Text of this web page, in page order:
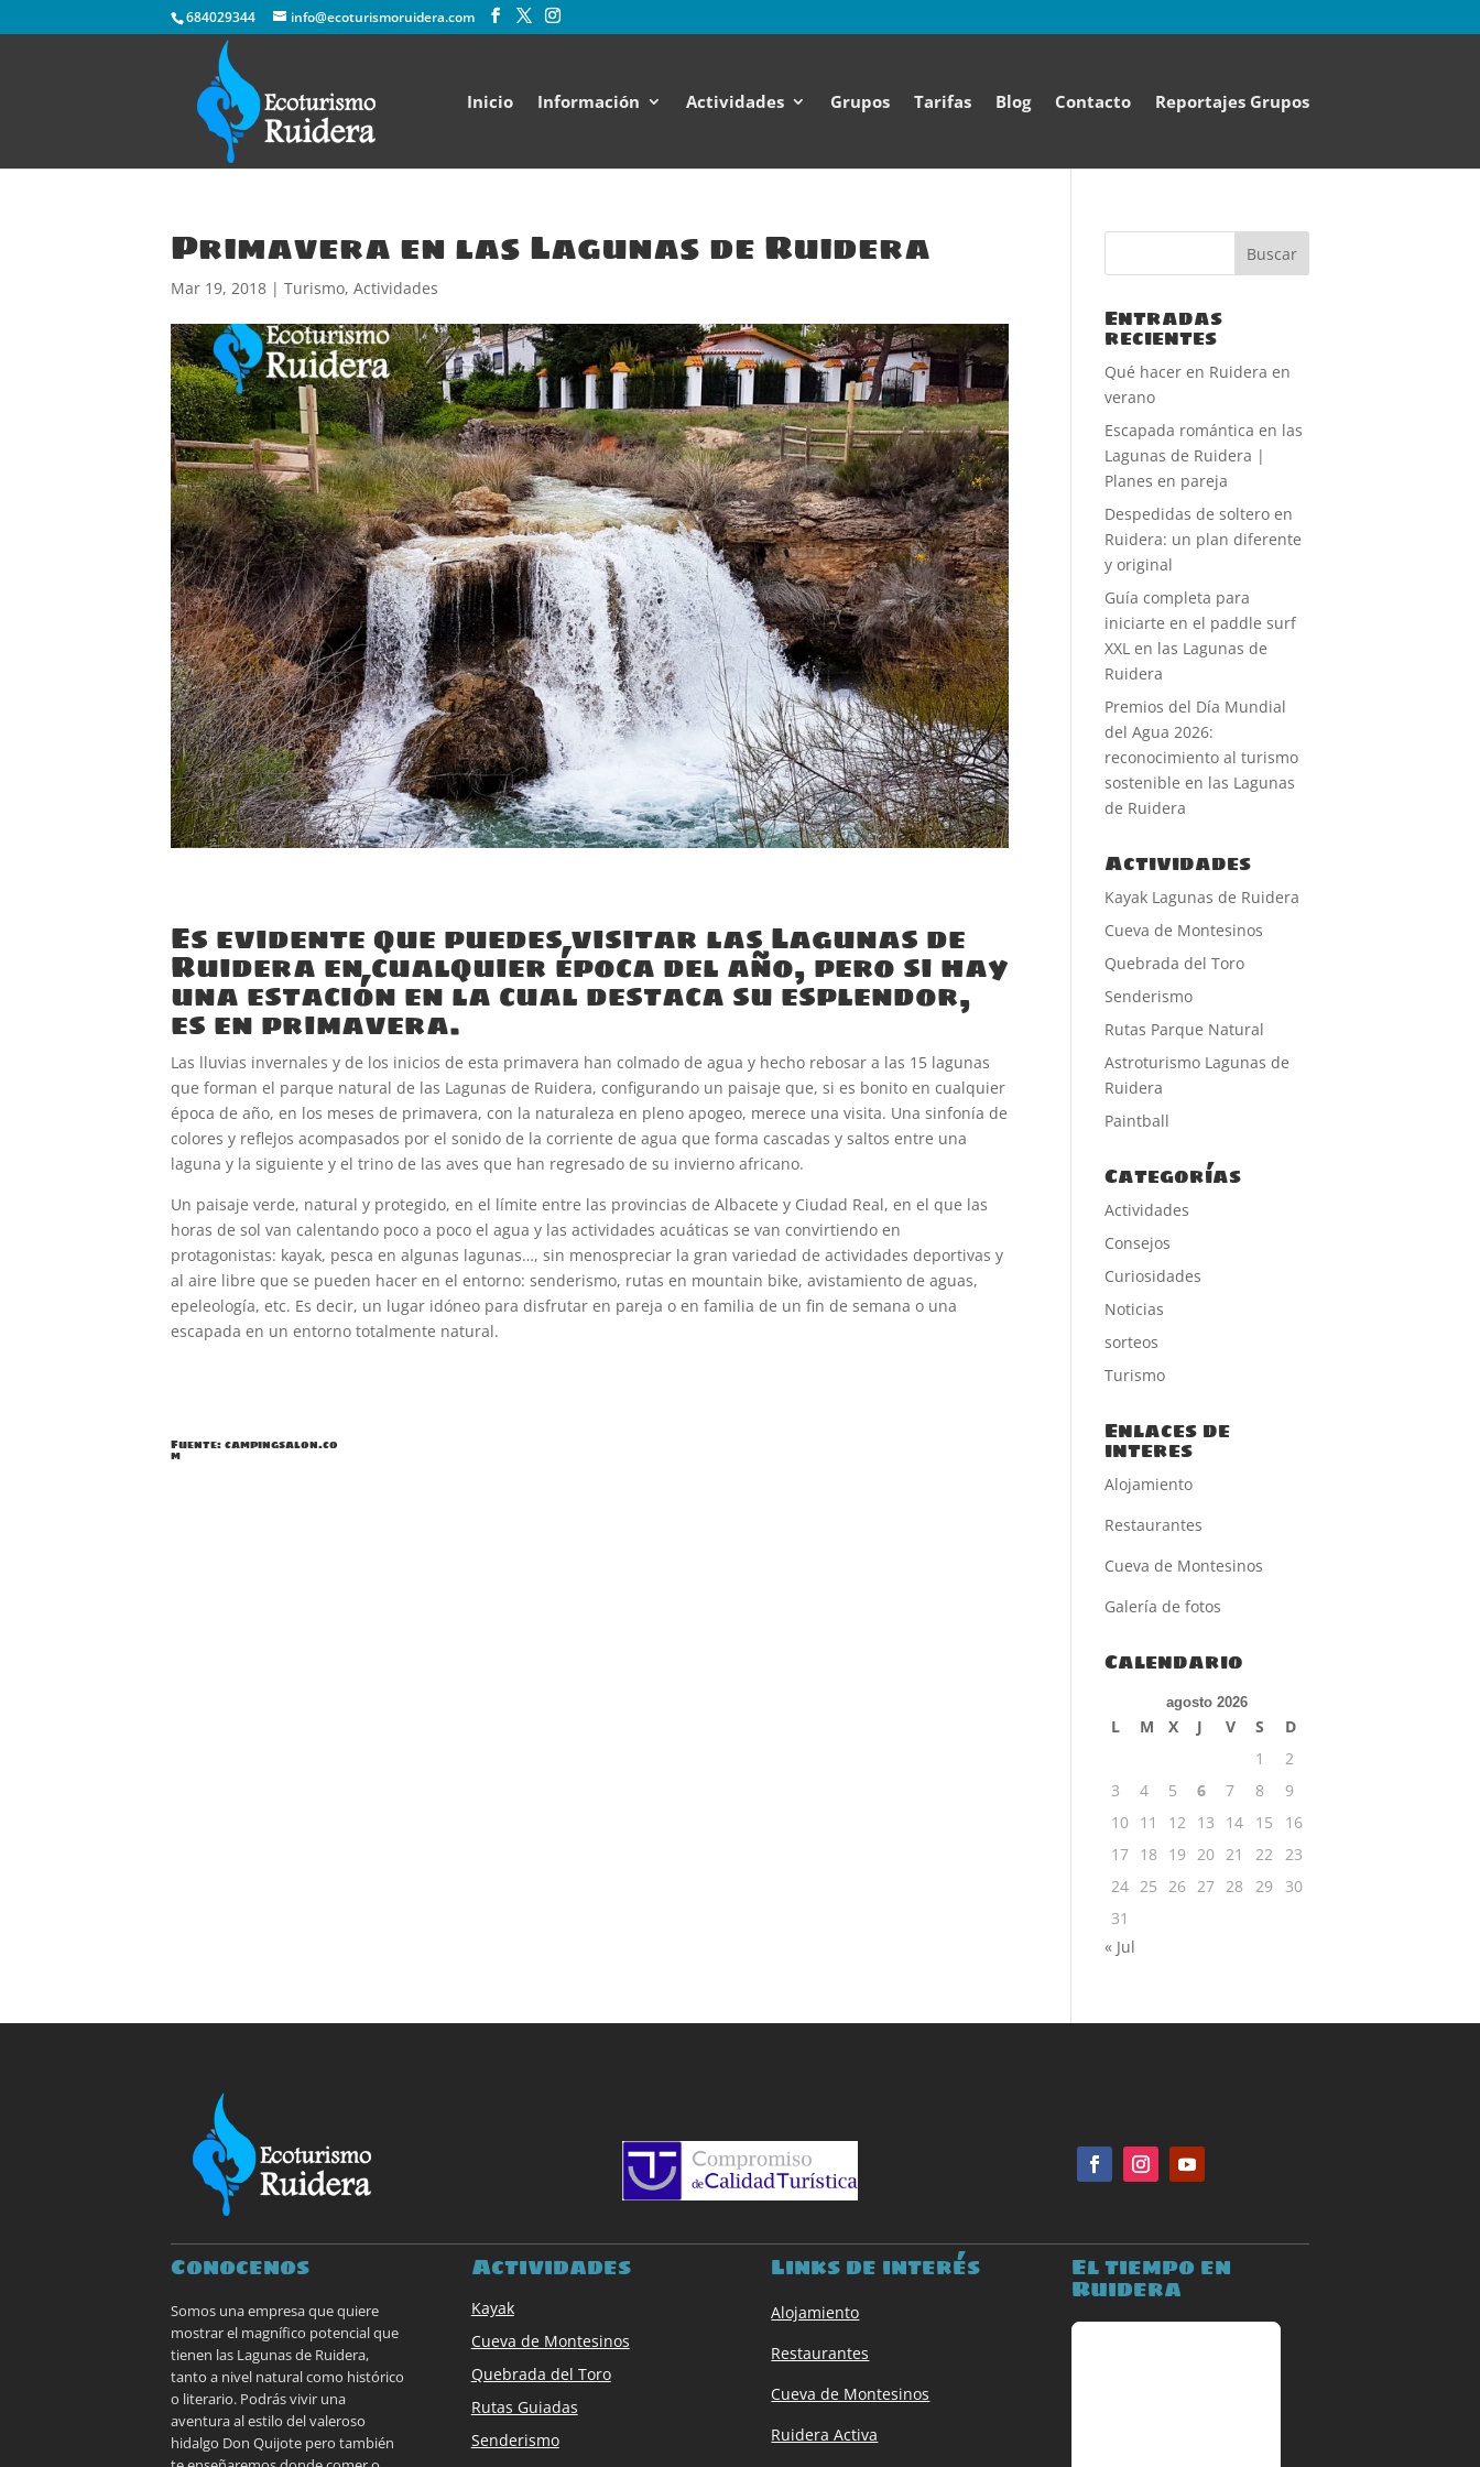
684029344 info@ecoturismoruidera.com
Inicio Información Actividades Grupos Tarifas Blog Contacto Reportajes Grupos
Primavera en las Lagunas de Ruidera
Mar 19, 2018 | Turismo, Actividades
Es evidente que puedes visitar las Lagunas de
Ruidera en cualquier época del año, pero si hay
una estación en la cual destaca su esplendor,
es en primavera.
Las lluvias invernales y de los inicios de esta primavera han colmado de agua y hecho rebosar a las 15 lagunas
que forman el parque natural de las Lagunas de Ruidera, configurando un paisaje que, si es bonito en cualquier
época de año, en los meses de primavera, con la naturaleza en pleno apogeo, merece una visita. Una sinfonía de
colores y reflejos acompasados por el sonido de la corriente de agua que forma cascadas y saltos entre una
laguna y la siguiente y el trino de las aves que han regresado de su invierno africano.
Un paisaje verde, natural y protegido, en el límite entre las provincias de Albacete y Ciudad Real, en el que las
horas de sol van calentando poco a poco el agua y las actividades acuáticas se van convirtiendo en
protagonistas: kayak, pesca en algunas lagunas…, sin menospreciar la gran variedad de actividades deportivas y
al aire libre que se pueden hacer en el entorno: senderismo, rutas en mountain bike, avistamiento de aguas,
epeleología, etc. Es decir, un lugar idóneo para disfrutar en pareja o en familia de un fin de semana o una
escapada en un entorno totalmente natural.
Fuente: campingsalon.co
m
Entradas
recientes
Qué hacer en Ruidera en
verano
Escapada romántica en las
Lagunas de Ruidera |
Planes en pareja
Despedidas de soltero en
Ruidera: un plan diferente
y original
Guía completa para
iniciarte en el paddle surf
XXL en las Lagunas de
Ruidera
Premios del Día Mundial
del Agua 2026:
reconocimiento al turismo
sostenible en las Lagunas
de Ruidera
Actividades
Kayak Lagunas de Ruidera
Cueva de Montesinos
Quebrada del Toro
Senderismo
Rutas Parque Natural
Astroturismo Lagunas de
Ruidera
Paintball
Categorías
Actividades
Consejos
Curiosidades
Noticias
sorteos
Turismo
Enlaces de
interes
Alojamiento
Restaurantes
Cueva de Montesinos
Galería de fotos
Calendario
agosto 2026
L M X J V S
D
1
2
3
4 5 6 7 8
9
10
11 12 13 14 15
16
17
18 19 20 21 22
23
24 25 26 27 28 29
30
31
« Jul
Conocenos
Somos una empresa que quiere
mostrar el magnífico potencial que
tienen las Lagunas de Ruidera,
tanto a nivel natural como histórico
o literario. Podrás vivir una
aventura al estilo del valeroso
hidalgo Don Quijote pero también
Actividades
Kayak
Cueva de Montesinos
Quebrada del Toro
Rutas Guiadas
Senderismo
Links de interés
Alojamiento
Restaurantes
Cueva de Montesinos
Ruidera Activa
El tiempo en
Ruidera